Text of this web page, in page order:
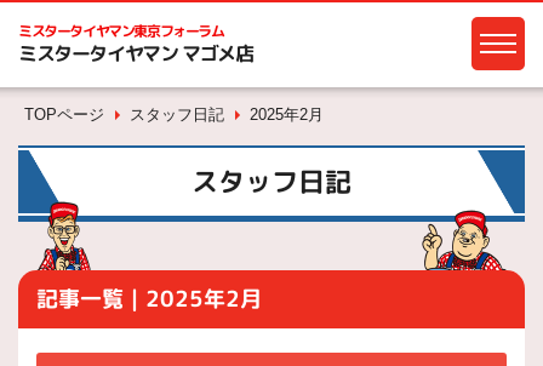
ミスタータイヤマン東京フォーラム
ミスタータイヤマン マゴメ店
TOPページ スタッフ日記 2025年2月
スタッフ日記
記事一覧｜2025年2月